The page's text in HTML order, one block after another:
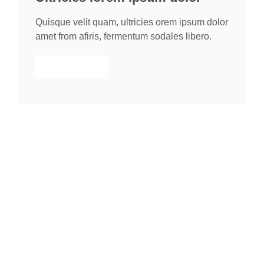
Quisque velit quam, ultricies orem ipsum dolor
amet from afiris, fermentum sodales libero.